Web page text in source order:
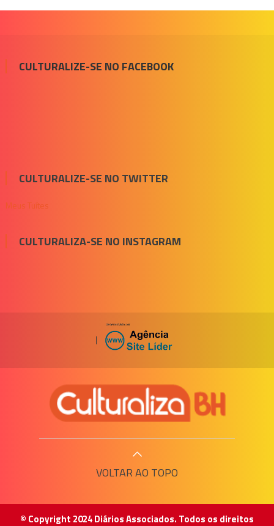
CULTURALIZE-SE NO FACEBOOK
CULTURALIZE-SE NO TWITTER
Meus Tuítes
CULTURALIZA-SE NO INSTAGRAM
|
VOLTAR AO TOPO
© Copyright 2024 Diários Associados. Todos os direitos